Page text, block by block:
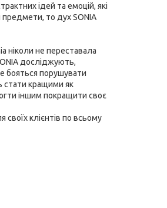
ідей та емоцій, які
то дух SONIA
ніколи не переставала
досліджують,
бояться порушувати
стати кращими як
іншим покращити своє
клієнтів по всьому